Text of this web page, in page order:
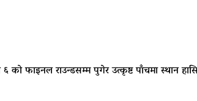
फाइनल राउन्डसम्म पुगेर उत्कृष्ट पाँचमा स्थान